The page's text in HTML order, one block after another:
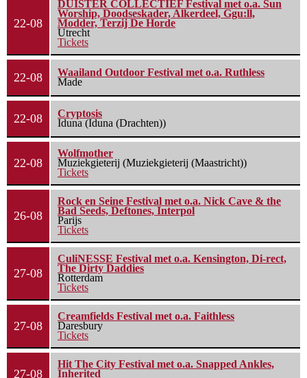
22-08
DUISTER COLLECTIEF Festival met o.a. Sun
Worship, Doodseskader, Alkerdeel, Ggu:ll,
Modder, Terzij De Horde
Utrecht
Tickets
22-08
Waailand Outdoor Festival met o.a. Ruthless
Made
22-08
Cryptosis
Iduna (Iduna (Drachten))
22-08
Wolfmother
Muziekgieterij (Muziekgieterij (Maastricht))
Tickets
26-08
Rock en Seine Festival met o.a. Nick Cave & the
Bad Seeds, Deftones, Interpol
Parijs
Tickets
27-08
CuliNESSE Festival met o.a. Kensington, Di-rect,
The Dirty Daddies
Rotterdam
Tickets
27-08
Creamfields Festival met o.a. Faithless
Daresbury
Tickets
27-08
Hit The City Festival met o.a. Snapped Ankles,
Inherited